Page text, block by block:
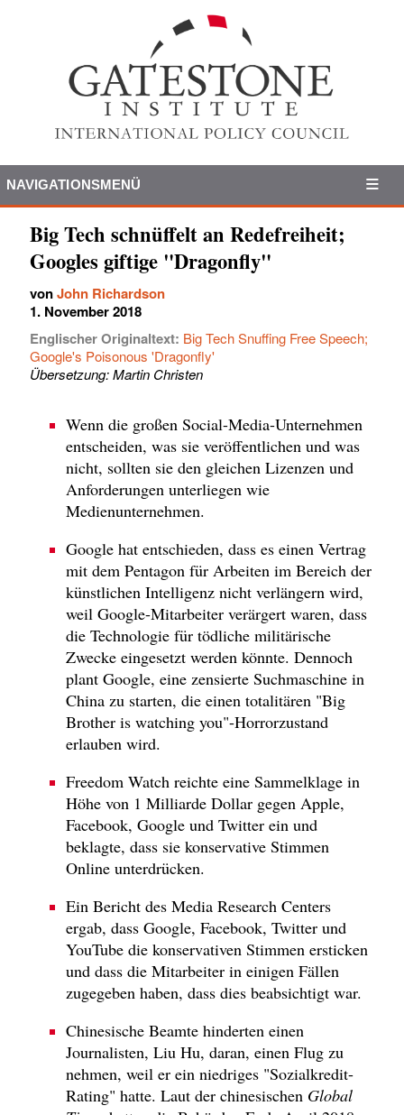
NAVIGATIONSMENÜ
Big Tech schnüffelt an Redefreiheit;
Googles giftige "Dragonfly"
vonJohn Richardson
1. November 2018
Englischer Originaltext: Big Tech Snuffing Free Speech;
Google's Poisonous 'Dragonfly'
Übersetzung: Martin Christen
Wenn die großen Social-Media-Unternehmen
entscheiden, was sie veröffentlichen und was
nicht, sollten sie den gleichen Lizenzen und
Anforderungen unterliegen wie
Medienunternehmen.
Google hat entschieden, dass es einen Vertrag
mit dem Pentagon für Arbeiten im Bereich der
künstlichen Intelligenz nicht verlängern wird,
weil Google-Mitarbeiter verärgert waren, dass
die Technologie für tödliche militärische
Zwecke eingesetzt werden könnte. Dennoch
plant Google, eine zensierte Suchmaschine in
China zu starten, die einen totalitären "Big
Brother is watching you"-Horrorzustand
erlauben wird.
Freedom Watch reichte eine Sammelklage in
Höhe von 1 Milliarde Dollar gegen Apple,
Facebook, Google und Twitter ein und
beklagte, dass sie konservative Stimmen
Online unterdrücken.
Ein Bericht des Media Research Centers
ergab, dass Google, Facebook, Twitter und
YouTube die konservativen Stimmen ersticken
und dass die Mitarbeiter in einigen Fällen
zugegeben haben, dass dies beabsichtigt war.
Chinesische Beamte hinderten einen
Journalisten, Liu Hu, daran, einen Flug zu
nehmen, weil er ein niedriges "Sozialkredit-
Rating" hatte. Laut der chinesischen Global